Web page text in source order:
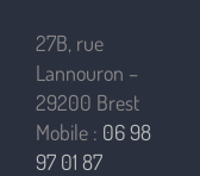
27B, rue
Lannouron –
29200 Brest
Mobile : 06 98
97 01 87